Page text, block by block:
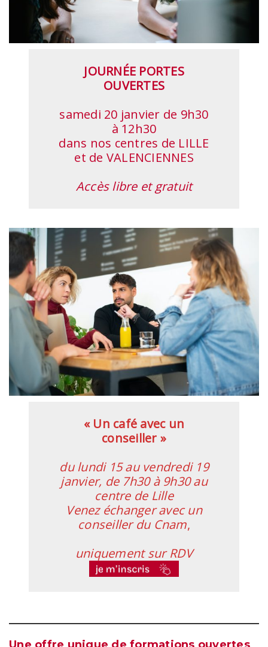
JOURNÉE PORTES
OUVERTES
samedi 20 janvier de 9h30
à 12h30
dans nos centres de LILLE
et de VALENCIENNES
Accès libre et gratuit
« Un café avec un
conseiller »
du lundi 15 au vendredi 19
janvier, de 7h30 à 9h30 au
centre de Lille
Venez échanger avec un
conseiller du Cnam,
uniquement sur RDV